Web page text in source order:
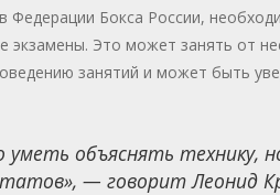
Бокса России,
Это может занять от
занятий и может быть
объяснять технику,
— говорит Леонид